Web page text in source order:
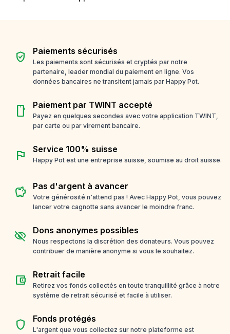
verified_user Paiements sécurisés
Les paiements sont sécurisés et cryptés par notre
partenaire, leader mondial du paiement en ligne. Vos
données bancaires ne transitent jamais par Happy Pot.
smartphone Paiement par TWINT accepté
Payez en quelques secondes avec votre application TWINT,
par carte ou par virement bancaire.
flag Service 100% suisse
Happy Pot est une entreprise suisse, soumise au droit suisse.
savings Pas d'argent à avancer
Votre générosité n'attend pas ! Avec Happy Pot, vous pouvez
lancer votre cagnotte sans avancer le moindre franc.
visibility_off Dons anonymes possibles
Nous respectons la discrétion des donateurs. Vous pouvez
contribuer de manière anonyme si vous le souhaitez.
account_balance_wallet Retrait facile
Retirez vos fonds collectés en toute tranquillité grâce à notre
système de retrait sécurisé et facile à utiliser.
shield Fonds protégés
L'argent que vous collectez sur notre plateforme est